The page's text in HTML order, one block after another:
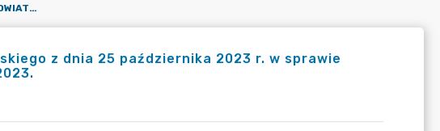
UCHWAŁA NR 410/XLIII/23 RADY POWIATU BYDGOSKIEGO Z DNIA 25 PAŹDZIERNIKA 2023 R. W SPRAWIE ZMIAN BUDŻETU POWIATU BYDGOSKIEGO NA ROK 2023.
z dnia 25 października 2023 r. w sprawie